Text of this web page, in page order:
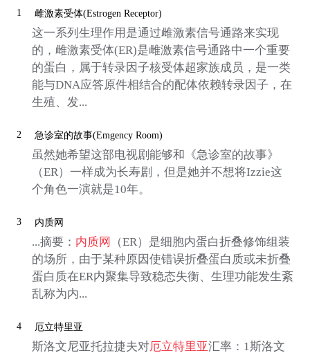
1 雌激素受体(Estrogen Receptor)
这一系列生理作用是通过雌激素信号通路来实现
的，雌激素受体(ER)是雌激素信号通路中一个重要
的蛋白，属于转录因子核受体超家族成员，是一类
能与DNA应答原件相结合的配体依赖转录因子，在
生殖、发...
2 急诊室的故事(Emgency Room)
虽然她希望这部电视剧能够和《急诊室的故事》
（ER）一样成为长寿剧，但是她并不想将Izzie这
个角色一演就是10年。
3 内质网
...摘要： 内质网
（ER）是细胞内蛋白折叠修饰组装
的场所，由于某种原因使错误折叠蛋白质或未折叠
蛋白质在ER内聚集导致稳态失衡、生理功能发生紊
乱称为内...
4 厄立特里亚
斯洛文尼亚托拉捷夫对厄立特里亚汇率：1斯洛文